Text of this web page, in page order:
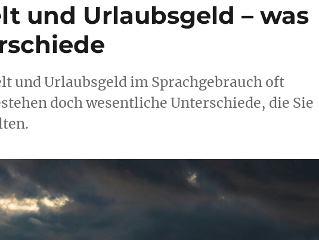
und Urlaubsgeld – was
und Urlaubsgeld im Sprachgebrauch oft
doch wesentliche Unterschiede, die Sie